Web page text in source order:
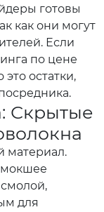
готовы
как они могут
Если
по цене
остатки,
Скрытые
материал.
для